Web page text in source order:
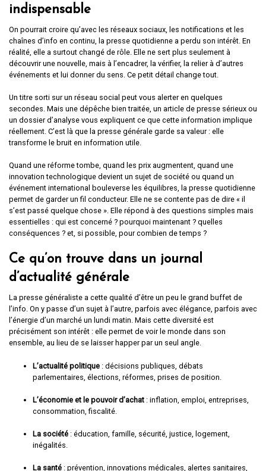
indispensable
On pourrait croire qu’avec les réseaux sociaux, les notifications et les
chaînes d’info en continu, la presse quotidienne a perdu son intérêt. En
réalité, elle a surtout changé de rôle. Elle ne sert plus seulement à
découvrir une nouvelle, mais à l’encadrer, la vérifier, la relier à d’autres
événements et lui donner du sens. Ce petit détail change tout.
Un titre sorti sur un réseau social peut vous alerter en quelques
secondes. Mais une dépêche bien traitée, un article de presse sérieux ou
un dossier d’analyse vous expliquent ce que cette information implique
réellement. C’est là que la presse générale garde sa valeur : elle
transforme le bruit en information utile.
Quand une réforme tombe, quand les prix augmentent, quand une
innovation technologique devient un sujet de société ou quand un
événement international bouleverse les équilibres, la presse quotidienne
permet de garder un fil conducteur. Elle ne se contente pas de dire « il
s’est passé quelque chose ». Elle répond à des questions simples mais
essentielles : qui est concerné ? pourquoi maintenant ? quelles
conséquences ? et, si possible, pour combien de temps ?
Ce qu’on trouve dans un journal
d’actualité générale
La presse généraliste a cette qualité d’être un peu le grand buffet de
l’info. On y passe d’un sujet à l’autre, parfois avec élégance, parfois avec
l’énergie d’un marché un lundi matin. Mais cette diversité est
précisément son intérêt : elle permet de voir le monde dans son
ensemble, au lieu de se laisser happer par un seul angle.
L’actualité politique : décisions publiques, débats
parlementaires, élections, réformes, prises de position.
L’économie et le pouvoir d’achat : inflation, emploi, entreprises,
consommation, fiscalité.
La société : éducation, famille, sécurité, justice, logement,
inégalités.
La santé : prévention, innovations médicales, alertes sanitaires,